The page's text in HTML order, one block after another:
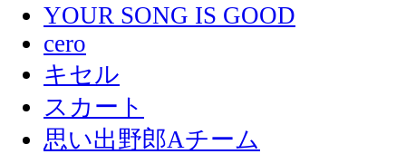
YOUR SONG IS GOOD
cero
キセル
スカート
思い出野郎Aチーム